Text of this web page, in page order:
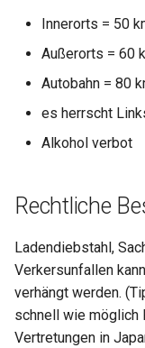
Innerorts = 50
Außerorts = 60
Autobahn = 80
es herrscht
Alkohol verbot
Rechtliche
Ladendiebstahl,
Verkersunfallen
verhängt werden.
schnell wie möglich
Vertretungen in